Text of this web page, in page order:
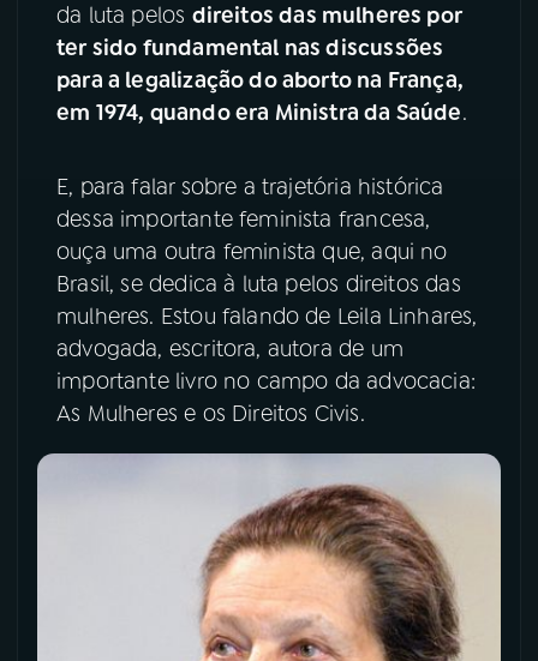
da luta pelos direitos das mulheres por
ter sido fundamental nas discussões
para a legalização do aborto na França,
em 1974, quando era Ministra da Saúde.
E, para falar sobre a trajetória histórica
dessa importante feminista francesa,
ouça uma outra feminista que, aqui no
Brasil, se dedica à luta pelos direitos das
mulheres. Estou falando de Leila Linhares,
advogada, escritora, autora de um
importante livro no campo da advocacia:
As Mulheres e os Direitos Civis.